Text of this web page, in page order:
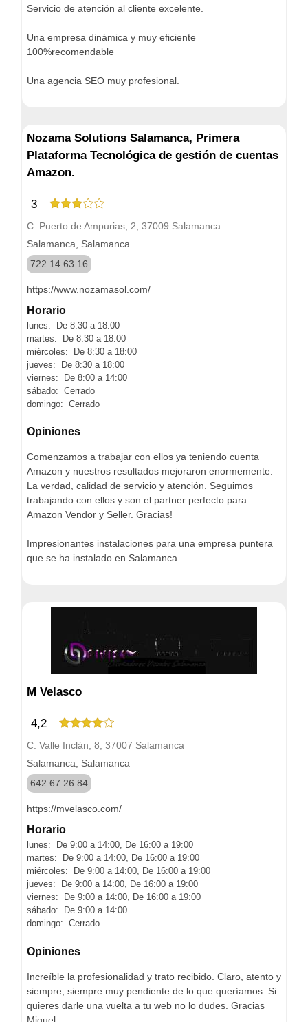
Servicio de atención al cliente excelente.
Una empresa dinámica y muy eficiente
100%recomendable
Una agencia SEO muy profesional.
Nozama Solutions Salamanca, Primera
Plataforma Tecnológica de gestión de cuentas
Amazon.
3
C. Puerto de Ampurias, 2, 37009 Salamanca
Salamanca, Salamanca
722 14 63 16
https://www.nozamasol.com/
Horario
lunes: De 8:30 a 18:00
martes: De 8:30 a 18:00
miércoles: De 8:30 a 18:00
jueves: De 8:30 a 18:00
viernes: De 8:00 a 14:00
sábado: Cerrado
domingo: Cerrado
Opiniones
Comenzamos a trabajar con ellos ya teniendo cuenta
Amazon y nuestros resultados mejoraron enormemente.
La verdad, calidad de servicio y atención. Seguimos
trabajando con ellos y son el partner perfecto para
Amazon Vendor y Seller. Gracias!
Impresionantes instalaciones para una empresa puntera
que se ha instalado en Salamanca.
M Velasco
4,2
C. Valle Inclán, 8, 37007 Salamanca
Salamanca, Salamanca
642 67 26 84
https://mvelasco.com/
Horario
lunes: De 9:00 a 14:00, De 16:00 a 19:00
martes: De 9:00 a 14:00, De 16:00 a 19:00
miércoles: De 9:00 a 14:00, De 16:00 a 19:00
jueves: De 9:00 a 14:00, De 16:00 a 19:00
viernes: De 9:00 a 14:00, De 16:00 a 19:00
sábado: De 9:00 a 14:00
domingo: Cerrado
Opiniones
Increíble la profesionalidad y trato recibido. Claro, atento y
siempre, siempre muy pendiente de lo que queríamos. Si
quieres darle una vuelta a tu web no lo dudes. Gracias
Miguel